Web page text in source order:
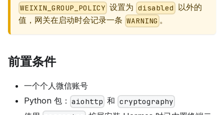
WEIXIN_GROUP_POLICY 设置为 disabled 以外的
值，网关在启动时会记录一条 WARNING 。
前置条件
一个个人微信账号
Python 包： aiohttp 和 cryptography